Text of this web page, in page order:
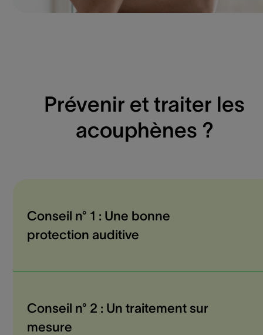
Prévenir et traiter les
acouphènes ?
Conseil n° 1 : Une bonne
protection auditive
Conseil n° 2 : Un traitement sur
mesure